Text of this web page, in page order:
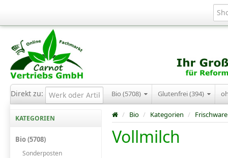
Direkt zu: Bio (5708) Glutenfrei (394)
KATEGORIEN
Bio (5708)
Sonderposten
/ Bio / Kategorien / Frischware
Vollmilch